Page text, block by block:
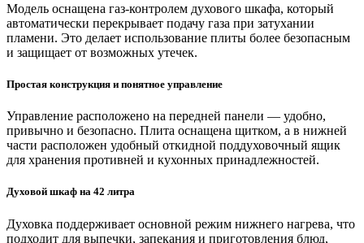
Модель оснащена газ‑контролем духового шкафа, который
автоматически перекрывает подачу газа при затухании
пламени. Это делает использование плиты более безопасным
и защищает от возможных утечек.
Простая конструкция и понятное управление
Управление расположено на передней панели — удобно,
привычно и безопасно. Плита оснащена щитком, а в нижней
части расположен удобный откидной поддуховочный ящик
для хранения противней и кухонных принадлежностей.
Духовой шкаф на 42 литра
Духовка поддерживает основной режим нижнего нагрева, что
подходит для выпечки, запекания и приготовления блюд,